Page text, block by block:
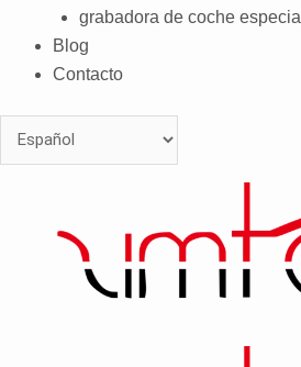
grabadora de coche especial
Blog
Contacto